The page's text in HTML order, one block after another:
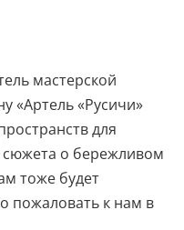
мастерской
«Артель «Русичи»
для
сюжета о бережливом
тоже будет
пожаловать к нам в